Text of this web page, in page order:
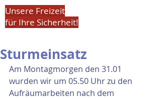
Unsere Freizeit
für Ihre Sicherheit!
Sturmeinsatz
Am Montagmorgen den 31.01
wurden wir um 05.50 Uhr zu den
Aufräumarbeiten nach dem